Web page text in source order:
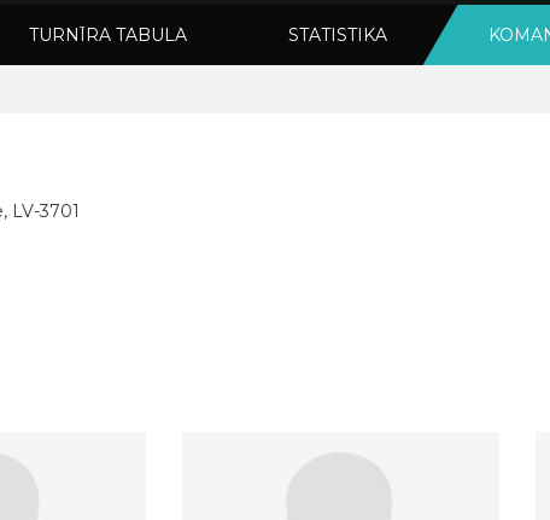
TURNĪRA TABULA STATISTIKA
LV-3701